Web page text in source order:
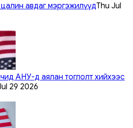
авдаг мэргэжилүүдThu Jul
АНУ-д аялан тоглолт хийхээс
29 2026